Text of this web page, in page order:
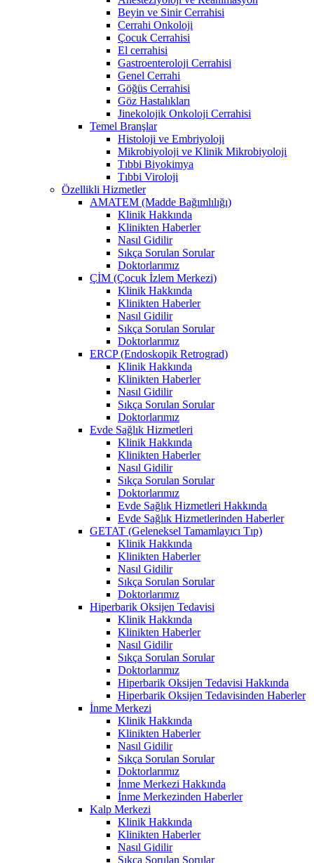
Beyin ve Sinir Cerrahisi
Cerrahi Onkoloji
Çocuk Cerrahisi
El cerrahisi
Gastroenteroloji Cerrahisi
Genel Cerrahi
Göğüs Cerrahisi
Göz Hastalıkları
Jinekolojik Onkoloji Cerrahisi
Temel Branşlar
Histoloji ve Embriyoloji
Mikrobiyoloji ve Klinik Mikrobiyoloji
Tıbbi Biyokimya
Tıbbi Viroloji
Özellikli Hizmetler
AMATEM (Madde Bağımlılığı)
Klinik Hakkında
Klinikten Haberler
Nasıl Gidilir
Sıkça Sorulan Sorular
Doktorlarımız
ÇİM (Çocuk İzlem Merkezi)
Klinik Hakkında
Klinikten Haberler
Nasıl Gidilir
Sıkça Sorulan Sorular
Doktorlarımız
ERCP (Endoskopik Retrograd)
Klinik Hakkında
Klinikten Haberler
Nasıl Gidilir
Sıkça Sorulan Sorular
Doktorlarımız
Evde Sağlık Hizmetleri
Klinik Hakkında
Klinikten Haberler
Nasıl Gidilir
Sıkça Sorulan Sorular
Doktorlarımız
Evde Sağlık Hizmetleri Hakkında
Evde Sağlık Hizmetlerinden Haberler
GETAT (Geleneksel Tamamlayıcı Tıp)
Klinik Hakkında
Klinikten Haberler
Nasıl Gidilir
Sıkça Sorulan Sorular
Doktorlarımız
Hiperbarik Oksijen Tedavisi
Klinik Hakkında
Klinikten Haberler
Nasıl Gidilir
Sıkça Sorulan Sorular
Doktorlarımız
Hiperbarik Oksijen Tedavisi Hakkında
Hiperbarik Oksijen Tedavisinden Haberler
İnme Merkezi
Klinik Hakkında
Klinikten Haberler
Nasıl Gidilir
Sıkça Sorulan Sorular
Doktorlarımız
İnme Merkezi Hakkında
İnme Merkezinden Haberler
Kalp Merkezi
Klinik Hakkında
Klinikten Haberler
Nasıl Gidilir
Sıkça Sorulan Sorular